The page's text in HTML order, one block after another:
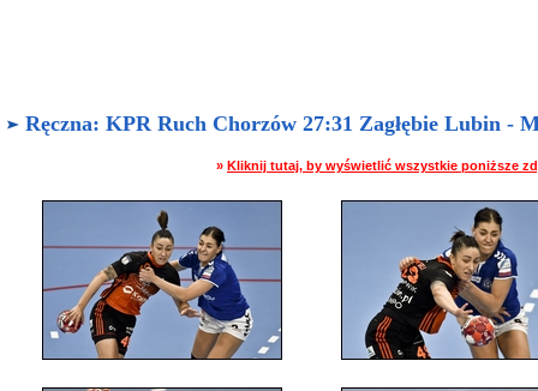
Ręczna: KPR Ruch Chorzów 27:31 Zagłębie Lubin -
» Kliknij tutaj, by wyświetlić wszystkie poniższe